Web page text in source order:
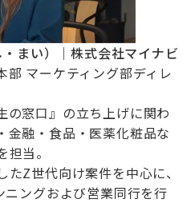
まい）｜株式会社マイナビ
部 マーケティング部ディレ
の窓口』の立ち上げに関わ
金融・食品・医薬化粧品な
当。
Z世代向け案件を中心に、
ングおよび営業同行を行